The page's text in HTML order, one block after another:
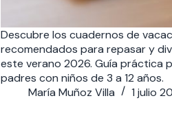
Descubre los cuadernos de
recomendados para repasar y
este verano 2026. Guía práctica
padres con niños de 3 a 12 años.
María Muñoz Villa
1 julio